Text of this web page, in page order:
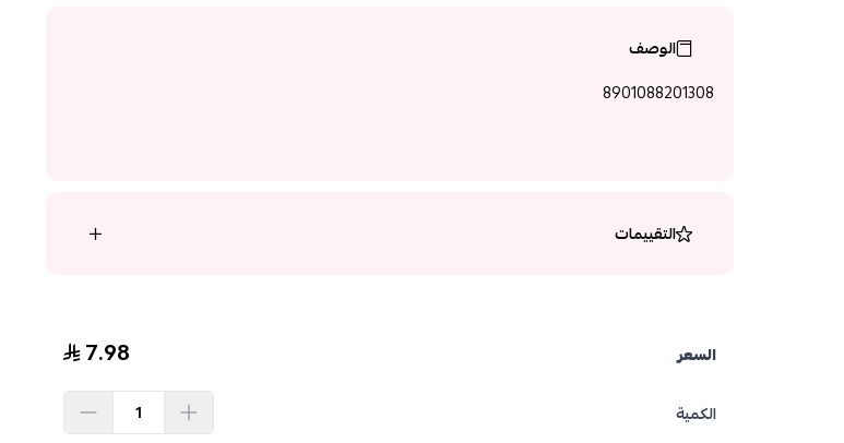
الوصف
8901088201308
التقييمات
السعر 7.98
الكمية